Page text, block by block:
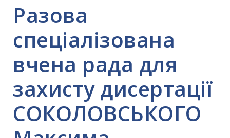
Разова
спеціалізована
вчена рада для
захисту дисертації
СОКОЛОВСЬКОГО